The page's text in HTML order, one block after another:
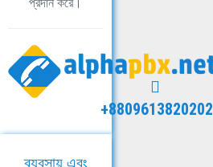
+8809613820202
ব্যবসায় এবং